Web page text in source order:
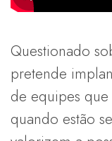
Questionado
pretende
de equipes que
quando estão